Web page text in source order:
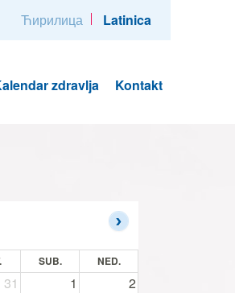
Ћирилица Latinica
zdravlja Kontakt
SUB. NED.
31 1 2